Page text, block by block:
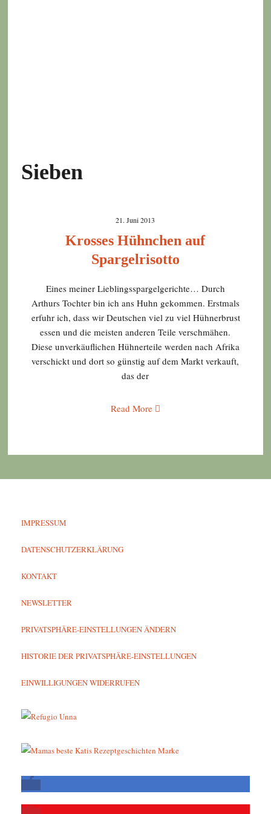
Sieben
21. Juni 2013
Krosses Hühnchen auf
Spargelrisotto
Eines meiner Lieblingsspargelgerichte… Durch
Arthurs Tochter bin ich ans Huhn gekommen. Erstmals
erfuhr ich, dass wir Deutschen viel zu viel Hühnerbrust
essen und die meisten anderen Teile verschmähen.
Diese unverkäuflichen Hühnerteile werden nach Afrika
verschickt und dort so günstig auf dem Markt verkauft,
das der
Read More
IMPRESSUM
DATENSCHUTZERKLÄRUNG
KONTAKT
NEWSLETTER
PRIVATSPHÄRE-EINSTELLUNGEN ÄNDERN
HISTORIE DER PRIVATSPHÄRE-EINSTELLUNGEN
EINWILLIGUNGEN WIDERRUFEN